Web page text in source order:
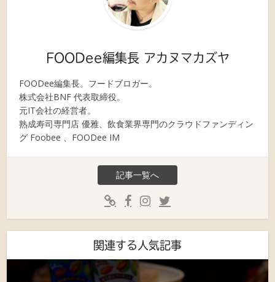
FOODee編集長 アカヌマカズヤ
FOODee編集長。フードブロガー。
株式会社BNF 代表取締役。
元IT会社の経営者。
熟成寿司専門店 優雅、飲食業界専門のクラウドファンディン
グ Foobee 、FOODee IM
記事一覧へ
関連する人気記事